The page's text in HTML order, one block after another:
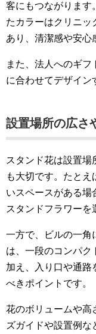
客にもつながります
たカラーはクリニッ
あり、清潔感や安心
また、法人へのギ
に合わせてデザイン
設置場所の広さ
スタンド花は設置場
も大切です。たと
いスペースがある場
スタンドフラワーを
一方で、ビルの一角
は、一段のコンパク
加え、入り口や通路
べきポイントです。
花のボリュームや高
ズガイドや設置例な